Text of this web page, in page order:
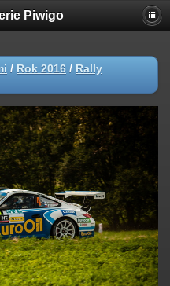
Piwigo
/ Rok 2016 / Rally